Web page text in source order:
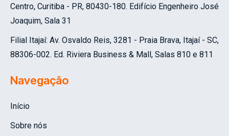
Centro, Curitiba - PR, 80430-180. Edifício Engenheiro José
Joaquim, Sala 31
Filial Itajaí: Av. Osvaldo Reis, 3281 - Praia Brava, Itajaí - SC,
88306-002. Ed. Riviera Business & Mall, Salas 810 e 811
Navegação
Início
Sobre nós